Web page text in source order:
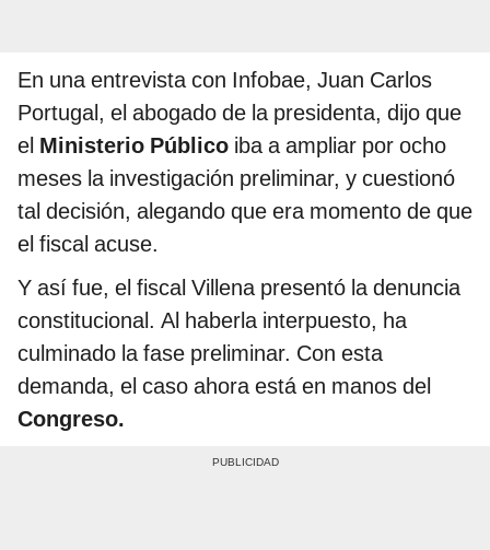
En una entrevista con Infobae, Juan Carlos
Portugal, el abogado de la presidenta, dijo que
el Ministerio Público iba a ampliar por ocho
meses la investigación preliminar, y cuestionó
tal decisión, alegando que era momento de que
el fiscal acuse.
Y así fue, el fiscal Villena presentó la denuncia
constitucional. Al haberla interpuesto, ha
culminado la fase preliminar. Con esta
demanda, el caso ahora está en manos del
Congreso.